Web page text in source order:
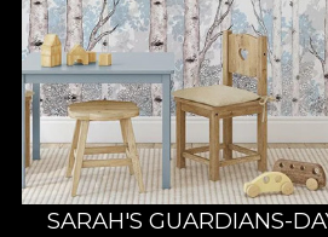
SARAH'S GUARDIANS-